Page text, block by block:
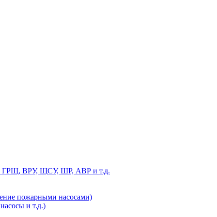
ГРЩ, ВРУ, ЩСУ, ШР, АВР и т.д.
пожарными насосами)
и т.д.)